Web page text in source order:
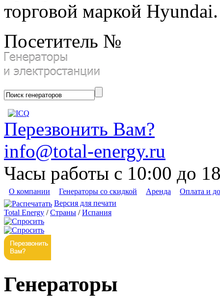
торговой маркой Hyundai.
Посетитель №
Перезвонить Вам?
info@total-energy.ru
Часы работы с 10:00 до
О компании Генераторы со скидкой Аренда
Оплата и
Версия для печати
Total Energy /Страны /Испания
Генераторы